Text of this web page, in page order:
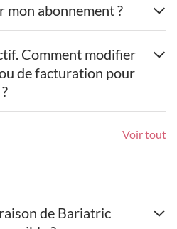
mon abonnement ?
Comment modifier
de facturation pour
Voir tout
de Bariatric